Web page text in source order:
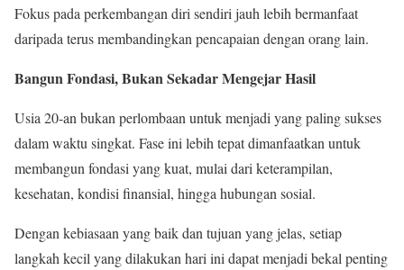
Fokus pada perkembangan diri sendiri jauh lebih bermanfaat
daripada terus membandingkan pencapaian dengan orang lain.
Bangun Fondasi, Bukan Sekadar Mengejar Hasil
Usia 20-an bukan perlombaan untuk menjadi yang paling sukses
dalam waktu singkat. Fase ini lebih tepat dimanfaatkan untuk
membangun fondasi yang kuat, mulai dari keterampilan,
kesehatan, kondisi finansial, hingga hubungan sosial.
Dengan kebiasaan yang baik dan tujuan yang jelas, setiap
langkah kecil yang dilakukan hari ini dapat menjadi bekal penting